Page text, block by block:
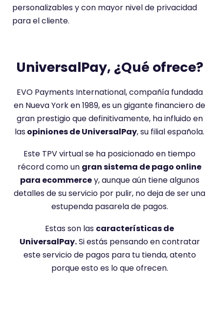
personalizables y con mayor nivel de privacidad
para el cliente.
UniversalPay, ¿Qué ofrece?
EVO Payments International, compañía fundada
en Nueva York en 1989, es un gigante financiero de
gran prestigio que definitivamente, ha influido en
lasopiniones de UniversalPay, su filial española.
Este TPV virtual se ha posicionado en tiempo
récord como un gran sistema de pago online
para ecommercey, aunque aún tiene algunos
detalles de su servicio por pulir, no deja de ser una
estupenda pasarela de pagos.
Estas son las características de
UniversalPay.Si estás pensando en contratar
este servicio de pagos para tu tienda, atento
porque esto es lo que ofrecen.